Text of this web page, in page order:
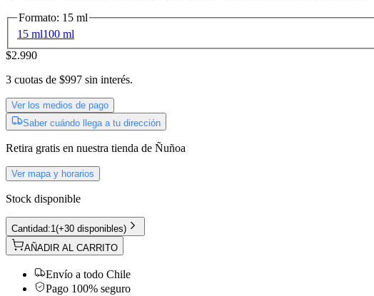
Formato: 15 ml
15 ml100 ml
$2.990
3 cuotas de $997 sin interés.
Ver los medios de pago
Saber cuándo llega a tu dirección
Retira gratis en nuestra tienda de Ñuñoa
Ver mapa y horarios
Stock disponible
Cantidad:1(+30 disponibles)
AÑADIR AL CARRITO
Envío a todo Chile
Pago 100% seguro